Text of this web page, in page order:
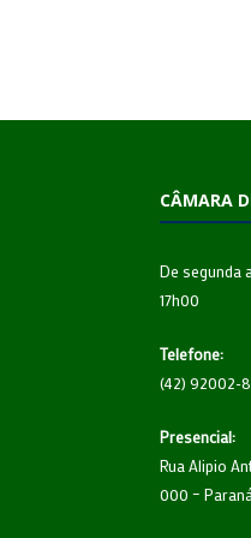
CÂMARA
De segunda
17h00
Telefone:
(42) 92002-
Presencial:
Rua Alipio
000 –